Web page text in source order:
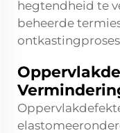
hegtendheid te
beheerde